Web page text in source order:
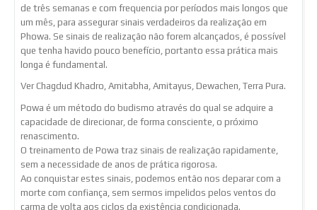
de três semanas e com frequencia por períodos mais longos que
um mês, para assegurar sinais verdadeiros da realização em
Phowa. Se sinais de realização não forem alcançados, é possível
que tenha havido pouco benefício, portanto essa prática mais
longa é fundamental.
Ver Chagdud Khadro, Amitabha, Amitayus, Dewachen, Terra Pura.
Powa é um método do budismo através do qual se adquire a
capacidade de direcionar, de forma consciente, o próximo
renascimento.
O treinamento de Powa traz sinais de realização rapidamente,
sem a necessidade de anos de prática rigorosa.
Ao conquistar estes sinais, podemos então nos deparar com a
morte com confiança, sem sermos impelidos pelos ventos do
carma de volta aos ciclos da existência condicionada.